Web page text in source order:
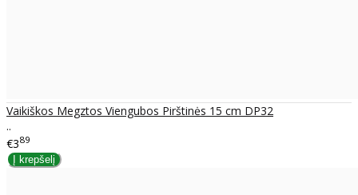
Vaikiškos Megztos Viengubos Pirštinės 15 cm DP32
..
€389